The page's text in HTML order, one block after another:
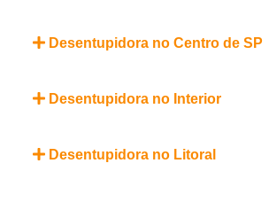
Desentupidora no Centro de SP
Desentupidora no Interior
Desentupidora no Litoral